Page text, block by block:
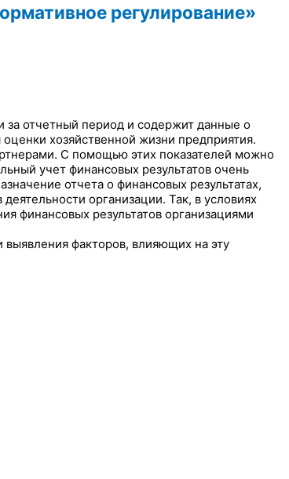
регулирование»
за отчетный период и содержит данные о
хозяйственной жизни предприятия.
С помощью этих показателей можно
учет финансовых результатов очень
отчета о финансовых результатах,
организации. Так, в условиях
финансовых результатов организациями
выявления факторов, влияющих на эту